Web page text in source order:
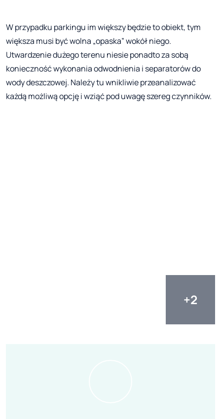
W przypadku parkingu im większy będzie to obiekt, tym
większa musi być wolna „opaska” wokół niego.
Utwardzenie dużego terenu niesie ponadto za sobą
konieczność wykonania odwodnienia i separatorów do
wody deszczowej. Należy tu wnikliwie przeanalizować
każdą możliwą opcję i wziąć pod uwagę szereg czynników.